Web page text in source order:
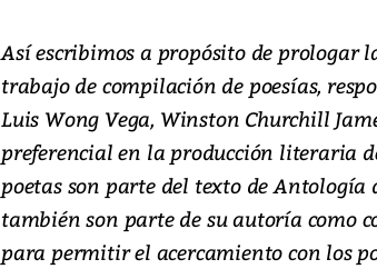
Así escribimos a propósito de prologar
trabajo de compilación de poesías,
Luis Wong Vega, Winston Churchill
preferencial en la producción literaria
poetas son parte del texto de Antología
también son parte de su autoría como
para permitir el acercamiento con los